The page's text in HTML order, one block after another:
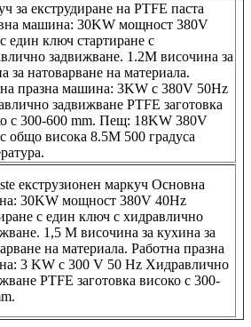
за екструдиране на PTFE паста
машина: 30KW мощност 380V
един ключ стартиране с
задвижване. 1.2M височина за
за натоварване на материала.
празна машина: 3KW с 380V 50Hz
задвижване PTFE заготовка
с 300-600 mm. Пещ: 18KW 380V
общо висока 8.5M 500 градуса
екструзионен маркуч Основна
30KW мощност 380V 40Hz
с един ключ с хидравлично
1,5 M височина за кухина за
на материала. Работна празна
3 KW с 300 V 50 Hz Хидравлично
PTFE заготовка високо с 300-